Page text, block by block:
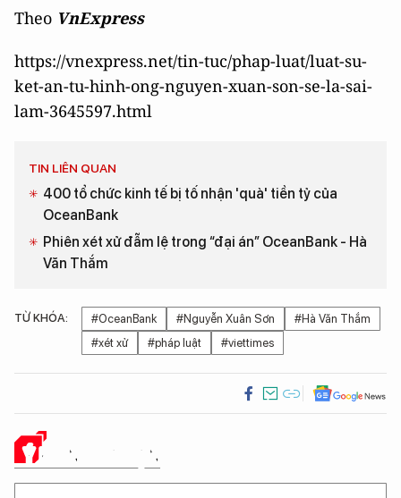
Theo VnExpress
https://vnexpress.net/tin-tuc/phap-luat/luat-su-
ket-an-tu-hinh-ong-nguyen-xuan-son-se-la-sai-
lam-3645597.html
TIN LIÊN QUAN
400 tổ chức kinh tế bị tố nhận 'quà' tiền tỷ của
OceanBank
Phiên xét xử đẫm lệ trong “đại án” OceanBank - Hà
Văn Thắm
TỪ KHÓA: #OceanBank #Nguyễn Xuân Sơn
#Hà Văn Thắm
#xét xử
#pháp luật #viettimes
Ý KIẾN CỦA BẠN